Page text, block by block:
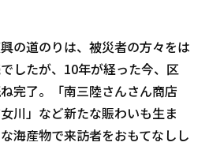
の道のりは、被災者の方々をは
したが、10年が経った今、区
完了。「南三陸さんさん商店
川」など新たな賑わいも生ま
海産物で来訪者をおもてなしし